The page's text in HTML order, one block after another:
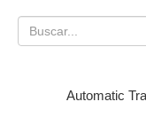
Automatic